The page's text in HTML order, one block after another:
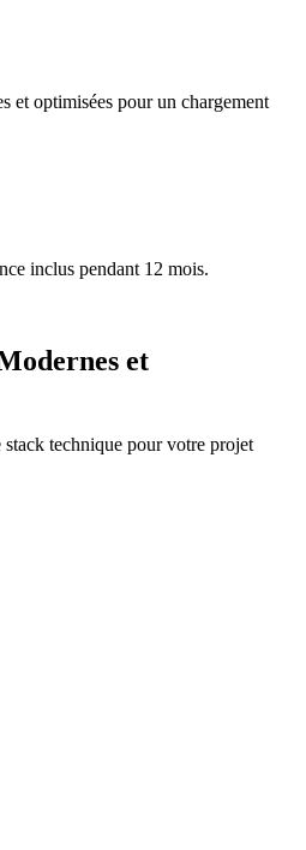
et optimisées pour un chargement
inclus pendant 12 mois.
et
technique pour votre projet